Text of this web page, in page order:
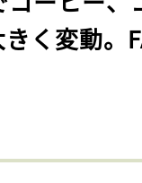
く変動。